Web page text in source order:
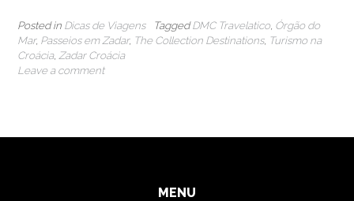
Posted in Dicas de Viagens TaggedDMC Travelatico, Órgão do
Mar, Passeios em Zadar, The Collection Destinations, Turismo na
Croácia, Zadar Croácia
Leave a comment
MENU